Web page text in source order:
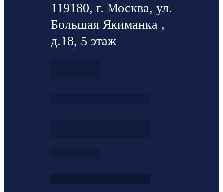
119180, г. Москва, ул.
Большая Якиманка ,
д.18, 5 этаж